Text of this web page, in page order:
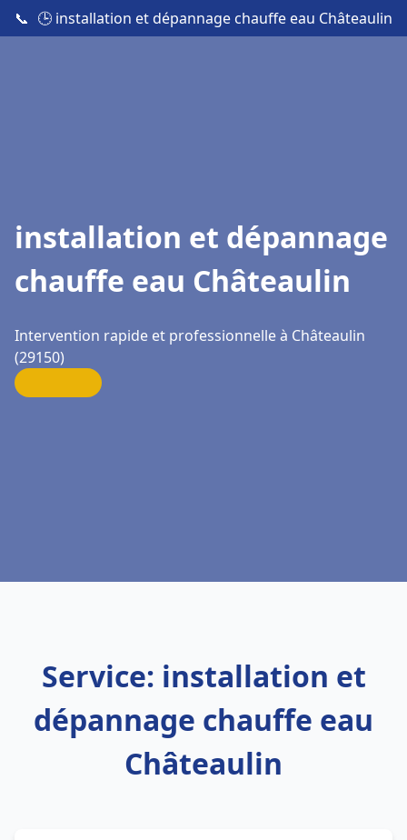
📞 🕒 installation et dépannage chauffe eau Châteaulin
installation et dépannage
chauffe eau Châteaulin
Intervention rapide et professionnelle à Châteaulin
(29150)
Service: installation et
dépannage chauffe eau
Châteaulin